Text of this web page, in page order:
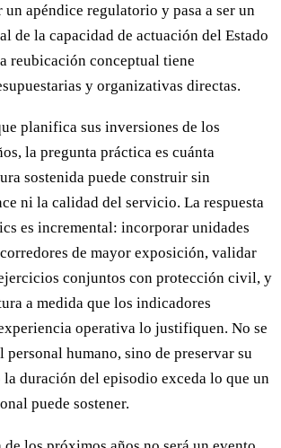
un apéndice regulatorio y pasa a ser un
de la capacidad de actuación del Estado
reubicación conceptual tiene
y organizativas directas.
planifica sus inversiones de los
la pregunta práctica es cuánta
sostenida puede construir sin
ni la calidad del servicio. La respuesta
es incremental: incorporar unidades
de mayor exposición, validar
conjuntos con protección civil, y
a medida que los indicadores
operativa lo justifiquen. No se
personal humano, sino de preservar su
la duración del episodio exceda lo que un
puede sostener.